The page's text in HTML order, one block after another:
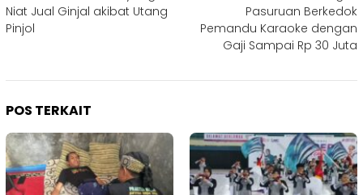
Niat Jual Ginjal akibat Utang
Pinjol
Pasuruan Berkedok
Pemandu Karaoke dengan
Gaji Sampai Rp 30 Juta
POS TERKAIT